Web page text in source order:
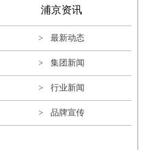
浦京资讯
> 最新动态
> 集团新闻
> 行业新闻
> 品牌宣传